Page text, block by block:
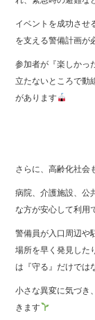
イベントを成功させ
を支える警備計画が
参加者が『楽しかっ
立たないところで動
があります
さらに、高齢化社会
病院、介護施設、公
な方が安心して利用
警備員が入口周辺や
場所を早く発見した
は『守る』だけでは
小さな異変に気づき
きます